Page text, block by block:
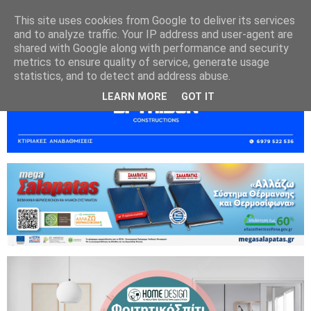
This site uses cookies from Google to deliver its services
and to analyze traffic. Your IP address and user-agent are
shared with Google along with performance and security
metrics to ensure quality of service, generate usage
statistics, and to detect and address abuse.
LEARN MORE GOT IT